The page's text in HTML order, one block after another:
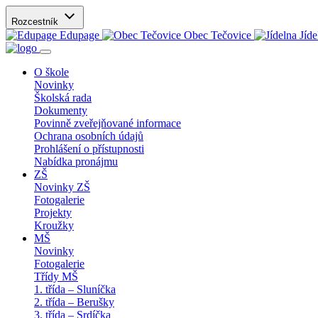
Rozcestník
Edupage Obec Tečovice
O škole
Novinky
Školská rada
Dokumenty
Povinně zveřejňované informace
Ochrana osobních údajů
Prohlášení o přístupnosti
Nabídka pronájmu
ZŠ
Novinky ZŠ
Fotogalerie
Projekty
Kroužky
MŠ
Novinky
Fotogalerie
Třídy MŠ
1. třída – Sluníčka
2. třída – Berušky
3. třída – Srdíčka